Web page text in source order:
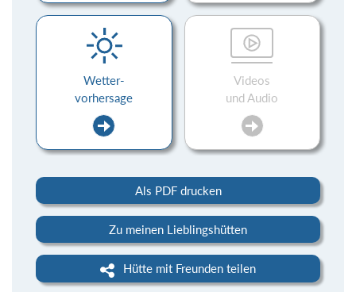
Wetter-
vorhersage
Videos
und Audio
Als PDF drucken
Zu meinen Lieblingshütten
Hütte mit Freunden teilen